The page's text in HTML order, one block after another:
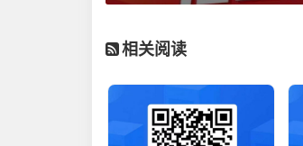
相关阅读